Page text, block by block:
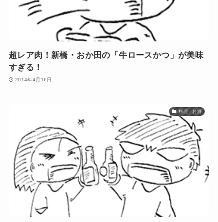
超レア肉！新橋・おか田の「牛ロースかつ」が美味
すぎる！
2014年4月16日
料理・お酒